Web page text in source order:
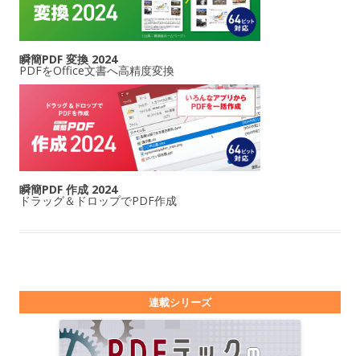
瞬簡PDF 変換 2024
PDFをOffice文書へ高精度変換
瞬簡PDF 作成 2024
ドラッグ＆ドロップでPDF作成
連載シリーズ